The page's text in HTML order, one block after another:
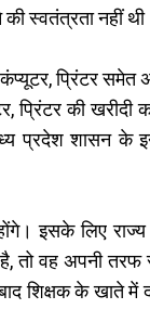
स्वतंत्रता नहीं
प्रिंटर समेत
प्रिंटर की
प्रदेश शासन के
इसके लिए
तो वह अपनी
शिक्षक के खाते में